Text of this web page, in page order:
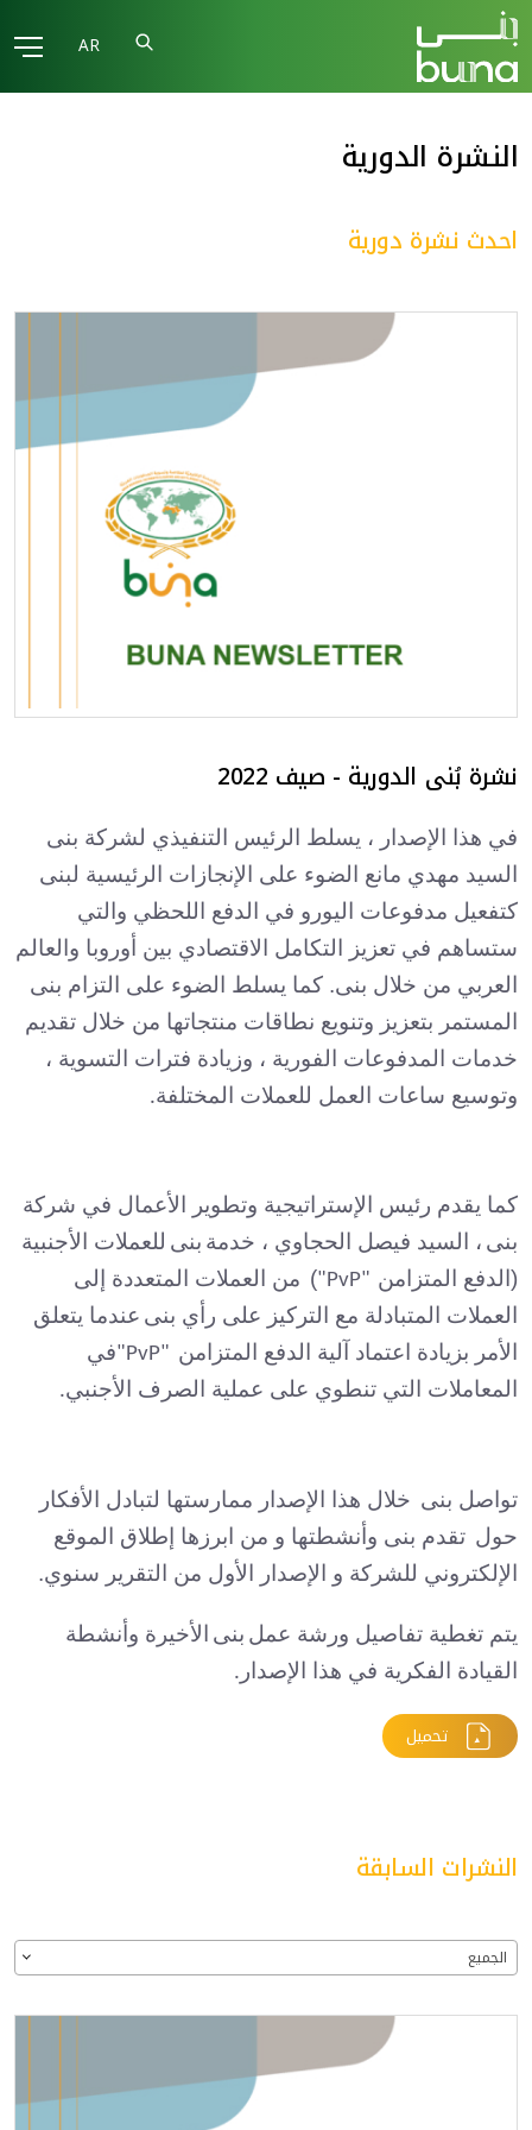
AR
النشرة الدورية
احدث نشرة دورية
نشرة بُنى الدورية - صيف 2022
في هذا الإصدار ، يسلط الرئيس التنفيذي لشركة بنى
السيد مهدي مانع الضوء على الإنجازات الرئيسية لبنى
كتفعيل مدفوعات اليورو في الدفع اللحظي والتي
ستساهم في تعزيز التكامل الاقتصادي بين أوروبا والعالم
العربي من خلال بنى. كما يسلط الضوء على التزام بنى
المستمر بتعزيز وتنويع نطاقات منتجاتها من خلال تقديم
خدمات المدفوعات الفورية ، وزيادة فترات التسوية ،
وتوسيع ساعات العمل للعملات المختلفة.
كما يقدم رئيس الإستراتيجية وتطوير الأعمال في شركة
بنى ، السيد فيصل الحجاوي ، خدمة بنى للعملات الأجنبية
(الدفع المتزامن "PvP"
) من العملات المتعددة إلى
العملات المتبادلة مع التركيز على رأي بنى عندما يتعلق
الأمر بزيادة اعتماد آلية الدفع المتزامن "PvP"في
المعاملات التي تنطوي على عملية الصرف الأجنبي.
تواصل بنى خلال هذا الإصدار ممارستها لتبادل الأفكار
حول تقدم بنى وأنشطتها و من ابرزها إطلاق الموقع
الإلكتروني للشركة و الإصدار الأول من التقرير سنوي.
يتم تغطية تفاصيل ورشة عمل بنى الأخيرة وأنشطة
القيادة الفكرية في هذا الإصدار .
تحميل
النشرات السابقة
الجميع